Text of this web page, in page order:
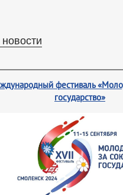
фестиваль
государство»